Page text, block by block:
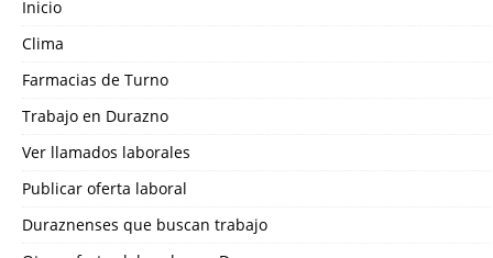
Inicio
Clima
Farmacias de Turno
Trabajo en Durazno
Ver llamados laborales
Publicar oferta laboral
Duraznenses que buscan trabajo